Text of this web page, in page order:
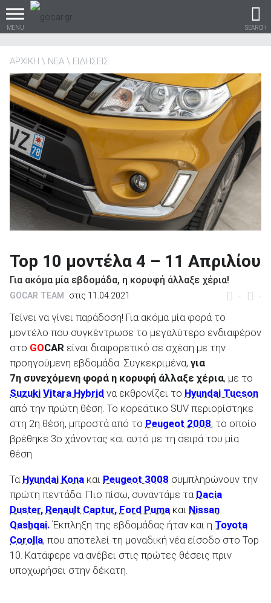
MENU SEARCH
Βρες τα πάντα για το
αυτοκίνητο!
βρες το!
Καινούρια
ΑΝΑΖΗΤΗΣΗ
Μεταχειρισμένα
Επιχειρήσεις
ΑΡΧΙΚΗ ΝΕΑ ΕΙΔΗΣΕΙΣ
Top 10 μοντέλα 4 – 11 Απριλίου
Για ακόμα μία εβδομάδα, η κορυφή άλλαξε χέρια!
- -
GOCAR TEAM στις 11.04.2021
Τείνει να γίνει παράδοση! Για ακόμα μία φορά το
μοντέλο που συγκέντρωσε το μεγαλύτερο ενδιαφέρον
στο GOCAR είναι διαφορετικό σε σχέση με την
προηγούμενη εβδομάδα. Συγκεκριμένα, για
7η συνεχόμενη φορά η κορυφή άλλαξε χέρια, με το
Suzuki Vitara Hybrid να εκθρονίζει το Hyundai Tucson
από την πρώτη θέση. Το κορεάτικο SUV περιορίστηκε
στη 2η θέση, μπροστά από το Peugeot 2008, το οποίο
βρέθηκε 3ο χάνοντας και αυτό με τη σειρά του μία
θέση.
Τα Hyundai Kona και Peugeot 3008 συμπληρώνουν την
πρώτη πεντάδα. Πιο πίσω, συναντάμε τα Dacia
Duster, Renault Captur, Ford Puma και Nissan
Qashqai. Έκπληξη της εβδομάδας ήταν και η Toyota
Corolla, που αποτελεί τη μοναδική νέα είσοδο στο Top
10. Κατάφερε να ανέβει στις πρώτες θέσεις πριν
υποχωρήσει στην δέκατη.